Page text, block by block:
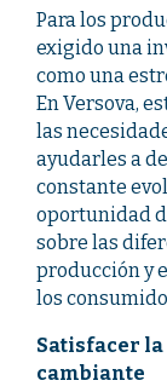
Para los
exigido una
como una
En Versova,
las
ayudarles a
constante
oportunidad
sobre las
producción y
los
Satisfacer
cambiante